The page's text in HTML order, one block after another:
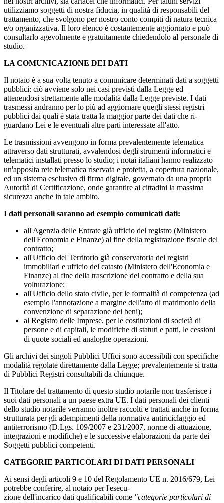
utilizziamo soggetti di nostra fiducia, in qualità di responsabi­li del
trattamento, che svolgono per nostro conto compiti di natura tecnica
e/o organizzativa. Il loro elenco è costantemente aggiornato e può
consultarlo agevolmente e gratuitamente chiedendolo al personale di
stu­dio.
LA COMUNICAZIONE DEI DATI
Il notaio è a sua volta tenuto a comunicare determinati dati a soggetti
pubblici: ciò avviene solo nei casi pre­visti dalla Legge ed
attenendosi strettamente alle modalità dalla Legge previste. I dati
trasmessi andranno per lo più ad aggiornare quegli stessi registri
pubblici dai quali è stata tratta la maggior parte dei dati che ri­
guardano Lei e le eventuali altre parti interessate all'atto.
Le trasmissioni avvengono in forma prevalentemente telematica
attraverso dati strutturati, avvalendosi de­gli strumenti informatici e
telematici installati presso lo studio; i notai italiani hanno realizzato
un'apposita rete telematica riservata e protetta, a copertura nazionale,
ed un sistema esclusivo di firma digitale, governa­to da una propria
Autorità di Certificazione, onde garantire ai cittadini la massima
sicurezza anche in tale ambito.
I dati personali saranno ad esempio comunicati dati:
all'Agenzia delle Entrate già ufficio del registro (Ministero
dell'Economia e Finanze) al fine della registra­zione fiscale del
contratto;
all'Ufficio del Territorio già conservatoria dei registri
immobiliari e ufficio del catasto (Ministero dell'E­conomia e
Finanze) al fine della trascrizione del contratto e della sua
volturazione;
all'Ufficio dello stato civile, per le formalità di competenza (ad
esempio l'annotazione a margine dell'atto di matrimonio della
convenzione di separazione dei beni);
al Registro delle Imprese, per le costituzioni di società di
persone e di capitali, le modifiche di statuti e patti, le cessioni
di quote sociali ed analoghe operazioni.
Gli archivi dei singoli Pubblici Uffici sono accessibili con specifiche
modalità regolate direttamente dalla Legge; prevalentemente si tratta
di Pubblici Registri consultabili da chiunque.
Il Titolare del trattamento di questo studio notarile non trasferisce i
suoi dati personali a un paese extra UE. I dati personali dei clienti
dello studio notarile verranno inoltre raccolti e trattati anche in forma
strutturata per gli adempimenti della normativa antiriciclaggio ed
antiterrorismo (D.Lgs. 109/2007 e 231/2007, norme di attuazione,
integrazioni e modifiche) e le successive elaborazioni da parte dei
Soggetti pubblici compe­tenti.
CATEGORIE PARTICOLARI DI DATI PERSONALI
Ai sensi degli articoli 9 e 10 del Regolamento UE n. 2016/679, Lei
potrebbe conferire, al notaio per l'esecu-
zione dell'incarico dati qualificabili come "categorie particolari di